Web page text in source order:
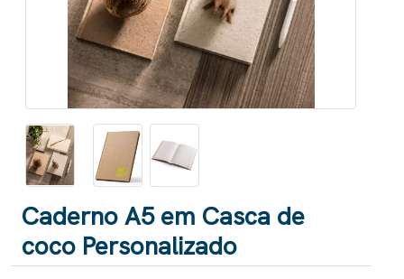
Caderno A5 em Casca de
coco Personalizado